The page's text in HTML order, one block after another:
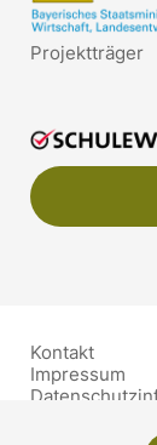
Projektträger
Kontakt
Impressum
Schutzkonzept